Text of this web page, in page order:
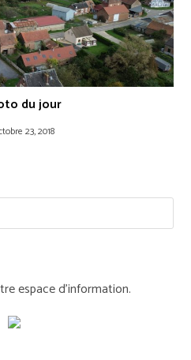
du jour
23, 2018
espace d'information.